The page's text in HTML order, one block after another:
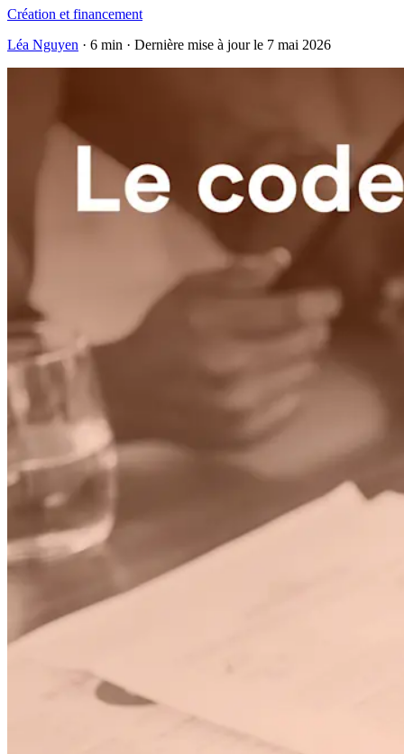
Création et financement
Léa Nguyen · 6 min · Dernière mise à jour le 7 mai 2026